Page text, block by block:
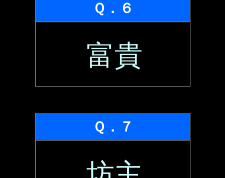
Ｑ．６
富貴
Ｑ．７